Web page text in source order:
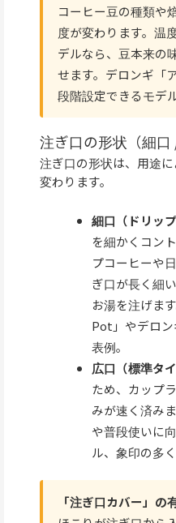
コーヒー豆の種類や
度が変わります。温
デルなら、豆本来の
せます。デロンギ「
段階設定できるモデ
注ぎ口の形状（細口
注ぎ口の形状は、用途
変わります。
細口（ドリップ
を細かくコン
プコーヒーや
ぎ口が長く細
お湯を注げま
Pot」やデロ
表例。
広口（標準タイ
ため、カップ
みが速く済み
や普段使いに
ル、象印の多
「注ぎ口カバー」の